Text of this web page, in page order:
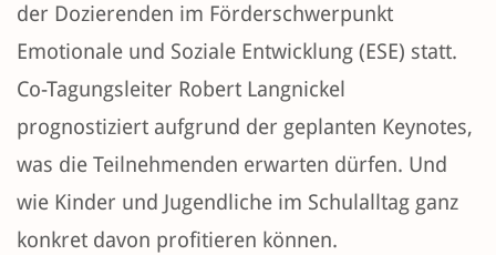
der Dozierenden im Förderschwerpunkt
Emotionale und Soziale Entwicklung (ESE) statt.
Co-Tagungsleiter Robert Langnickel
prognostiziert aufgrund der geplanten Keynotes,
was die Teilnehmenden erwarten dürfen. Und
wie Kinder und Jugendliche im Schulalltag ganz
konkret davon profitieren können.